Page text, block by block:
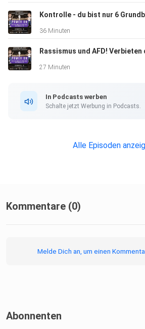
webseite: https://
Facebook: https://
ndexpertin/
Instagram: https://
36 Minuten
27 Minuten
In Podcasts werben
Schalte jetzt Werbung in Podcasts.
Alle Episoden
Kommentare (0)
Melde Dich an, um einen
Abonnenten